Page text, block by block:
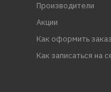
Производители
Акции
Как оформить заказ
Как записаться на